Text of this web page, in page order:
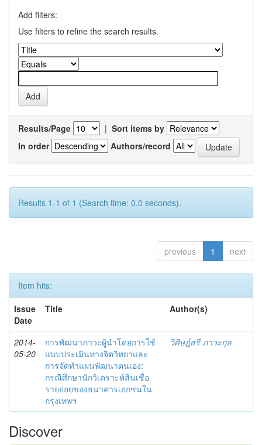
Add filters:
Use filters to refine the search results.
Results/Page | Sort items by
In order
Authors/record
Results 1-1 of 1 (Search time: 0.0 seconds).
previous 1 next
Item hits:
Issue
Date
Title Author(s)
2014-
05-20
การพัฒนาภาวะผู้นำโดยการใช้
แบบประเมินทางจิตวิทยาและ
การจัดทำแผนพัฒนาตนเอง:
กรณีศึกษานักวิเคราะห์สินเชื่อ
รายย่อยของธนาคารเอกชนใน
กรุงเทพฯ
วิศิษฎ์สรี ภาวะกุล
Discover